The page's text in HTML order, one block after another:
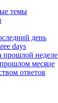
темы
день
days
неделе
месяце
ответов